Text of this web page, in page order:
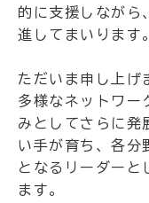
的に支援しながら
進してまいります
ただいま申し上げ
多様なネットワー
みとしてさらに発
い手が育ち、各分
となるリーダーと
ます。